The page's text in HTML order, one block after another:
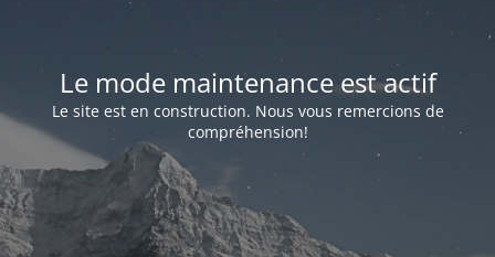
Le mode maintenance est actif
Le site est en construction. Nous vous remercions de
compréhension!